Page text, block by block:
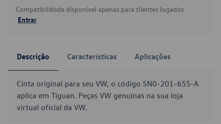
Compatibilidade disponível apenas para clientes logados.
Entrar
Descrição Características Aplicações
Cinta original para seu VW, o código 5N0-201-655-A
aplica em Tiguan. Peças VW genuínas na sua loja
virtual oficial da VW.